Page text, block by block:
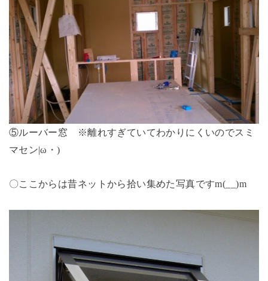
⑤ルーバー窓 ※離れすぎていてわかりにくいのでスミ
マセン|ω・)
〇ここからは昔ネットから拾い集めた写真ですm(__)m